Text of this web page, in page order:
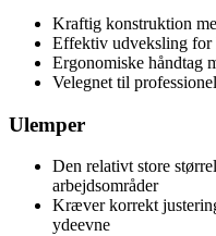
Kraftig konstruktion
Effektiv udveksling for
Ergonomiske håndtag
Velegnet til
Ulemper
Den relativt store
arbejdsområder
Kræver korrekt
ydeevne